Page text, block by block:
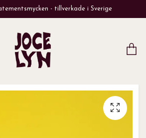
- tillverkade i Sverige